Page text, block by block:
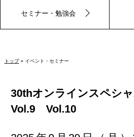
セミナー・勉強会
トップ» イベント・セミナー
30thオンラインスペシ
Vol.9 Vol.10